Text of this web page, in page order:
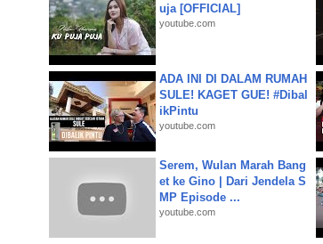
uja [OFFICIAL]
youtube.com
ADA INI DI DALAM RUMAH
SULE! KAGET GUE! #Dibal
ikPintu
youtube.com
Serem, Wulan Marah Bang
et ke Gino | Dari Jendela S
MP Episode ...
youtube.com